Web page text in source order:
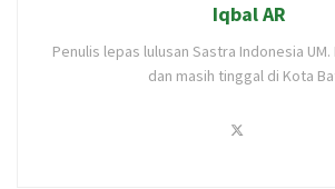
Iqbal AR
Penulis lepas lulusan Sastra Indonesia
dan masih tinggal di Kota